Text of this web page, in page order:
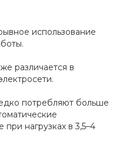
использование
различается в
потребляют больше
нагрузках в 3,5–4